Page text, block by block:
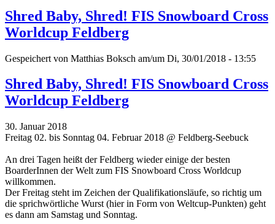
Shred Baby, Shred! FIS Snowboard Cross
Worldcup Feldberg
Gespeichert von Matthias Boksch am/um Di, 30/01/2018 - 13:55
Shred Baby, Shred! FIS Snowboard Cross
Worldcup Feldberg
30. Januar 2018
Freitag 02. bis Sonntag 04. Februar 2018 @ Feldberg-Seebuck
An drei Tagen heißt der Feldberg wieder einige der besten
BoarderInnen der Welt zum FIS Snowboard Cross Worldcup
willkommen.
Der Freitag steht im Zeichen der Qualifikationsläufe, so richtig um
die sprichwörtliche Wurst (hier in Form von Weltcup-Punkten) geht
es dann am Samstag und Sonntag.